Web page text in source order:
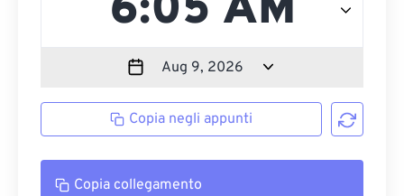
Copia negli appunti
Copia collegamento